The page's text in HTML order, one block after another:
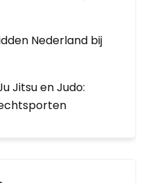
Nederland bij
Jitsu en Judo: